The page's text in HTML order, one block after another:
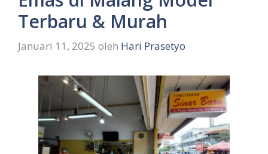
Terbaru & Murah
Januari 11, 2025 oleh Hari Prasetyo